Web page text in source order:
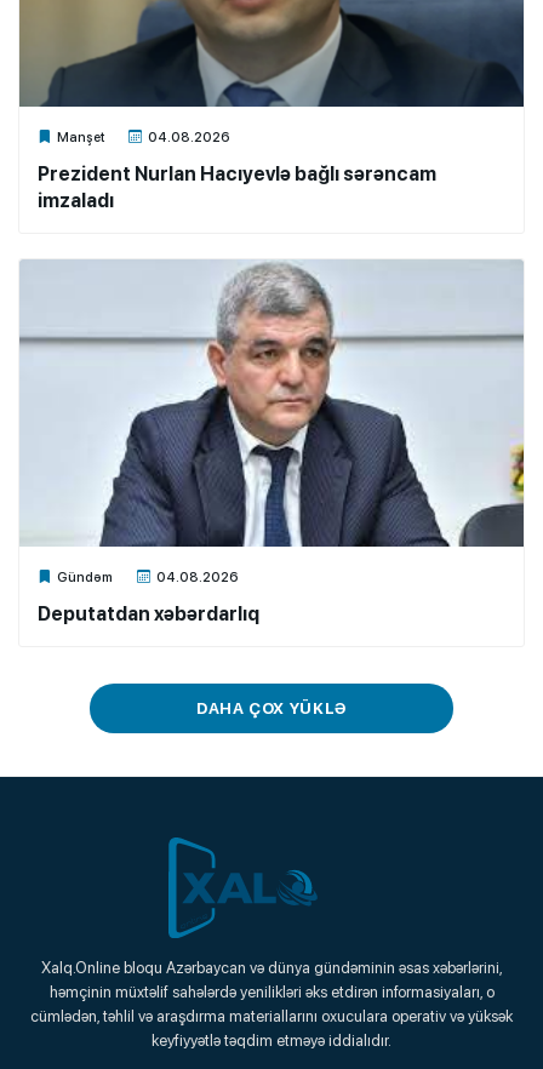
Manşet 04.08.2026
Xalq.Online
Prezident Nurlan Hacıyevlə bağlı sərəncam
imzaladı
Gündəm 04.08.2026
Xalq.Online
Deputatdan xəbərdarlıq
DAHA ÇOX YÜKLƏ
Xalq.Online
Onlayn Platforma
Xalq.Online bloqu Azərbaycan və dünya gündəminin əsas xəbərlərini,
həmçinin müxtəlif sahələrdə yenilikləri əks etdirən informasiyaları, o
cümlədən, təhlil və araşdırma materiallarını oxuculara operativ və yüksək
keyfiyyətlə təqdim etməyə iddialıdır.